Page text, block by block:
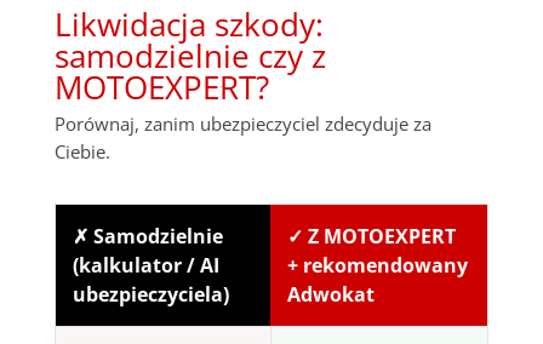
Likwidacja szkody:
samodzielnie czy z
MOTOEXPERT?
Porównaj, zanim ubezpieczyciel zdecyduje za
Ciebie.
✗ Samodzielnie
(kalkulator / AI
ubezpieczyciela)
✓ Z MOTOEXPERT
+ rekomendowany
Adwokat